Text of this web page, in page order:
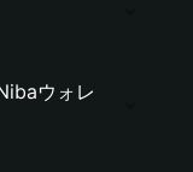
ウォレ